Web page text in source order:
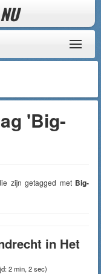
NU
'Big-
zijn getagged met Big-
in Het
2 min, 2 sec)